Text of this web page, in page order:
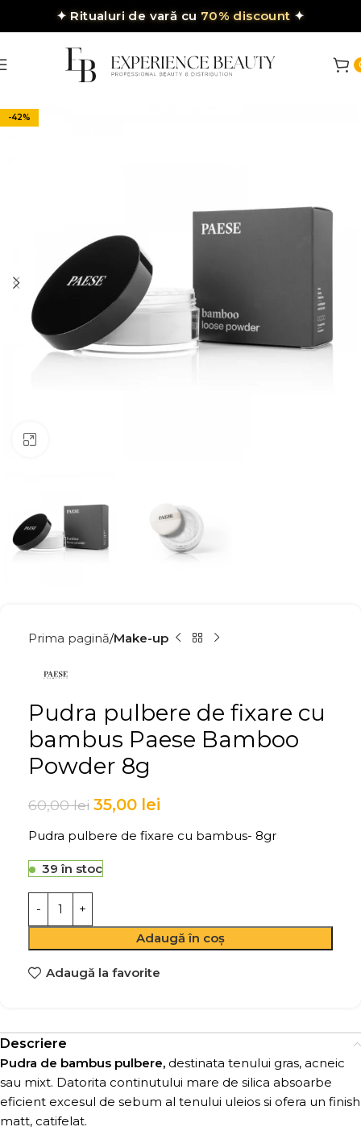
✦ Ritualuri de vară cu 70% discount ✦
-42%
Prima pagină Make-up
Pudra pulbere de fixare cu
bambus Paese Bamboo
Powder 8g
60,00lei 35,00 lei
Pudra pulbere de fixare cu bambus- 8gr
39 în stoc
Adaugă în coș
Adaugă la favorite
Descriere
Pudra de bambus pulbere, destinata tenului gras, acneic
sau mixt. Datorita continutului mare de silica absoarbe
eficient excesul de sebum al tenului uleios si ofera un finish
matt, catifelat.